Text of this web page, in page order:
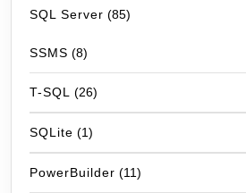
SQL Server (85)
SSMS (8)
T-SQL (26)
SQLite (1)
PowerBuilder (11)